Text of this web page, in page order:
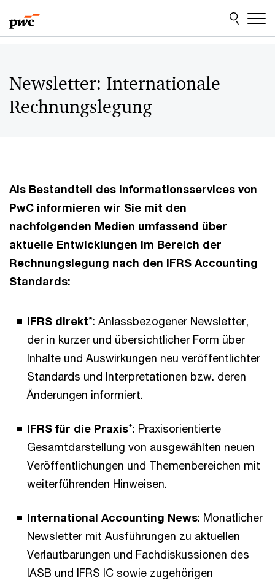
to
content
to
footer
Newsletter: Internationale
Rechnungslegung
Als Bestandteil des Informationsservices von
PwC informieren wir Sie mit den
nachfolgenden Medien umfassend über
aktuelle Entwicklungen im Bereich der
Rechnungslegung nach den IFRS Accounting
Standards:
IFRS direkt*: Anlassbezogener Newsletter,
der in kurzer und übersichtlicher Form über
Inhalte und Auswirkungen neu veröffentlichter
Standards und Interpretationen bzw. deren
Änderungen informiert.
IFRS für die Praxis*: Praxisorientierte
Gesamtdarstellung von ausgewählten neuen
Veröffentlichungen und Themenbereichen mit
weiterführenden Hinweisen.
International Accounting News: Monatlicher
Newsletter mit Ausführungen zu aktuellen
Verlautbarungen und Fachdiskussionen des
IASB und IFRS IC sowie zugehörigen